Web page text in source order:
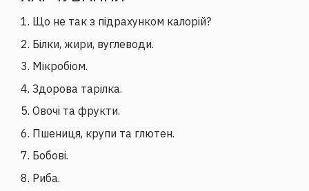
1. Що не так з підрахунком калорій?
2. Білки, жири, вуглеводи.
3. Мікробіом.
4. Здорова тарілка.
5. Овочі та фрукти.
6. Пшениця, крупи та глютен.
7. Бобові.
8. Риба.